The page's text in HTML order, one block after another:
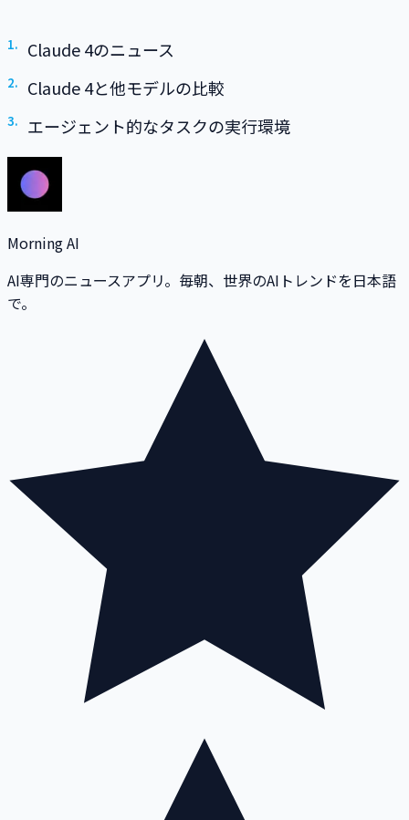
Claude 4のニュース
Claude 4と他モデルの比較
エージェント的なタスクの実行環境
Morning AI
AI専門のニュースアプリ。毎朝、世界のAIトレンドを日本語
で。